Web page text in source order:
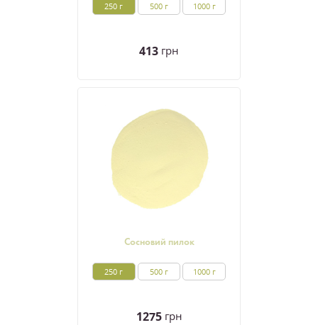
250 г 500 г 1000 г
413 грн
Сосновий пилок
250 г 500 г 1000 г
1275 грн